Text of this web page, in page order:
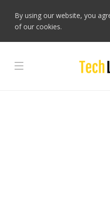
By using our website, you
of our cookies.